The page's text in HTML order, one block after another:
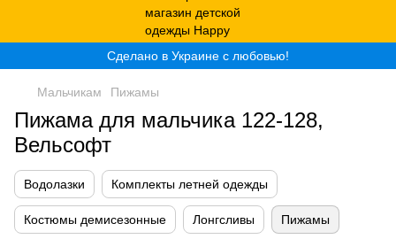
Сделано в Украине с любовью!
Мальчикам Пижамы
Пижама для мальчика 122-128,
Вельсофт
Водолазки Комплекты летней одежды
Костюмы демисезонные Лонгсливы Пижамы